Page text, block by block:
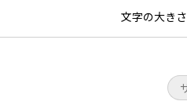
文字の大きさ